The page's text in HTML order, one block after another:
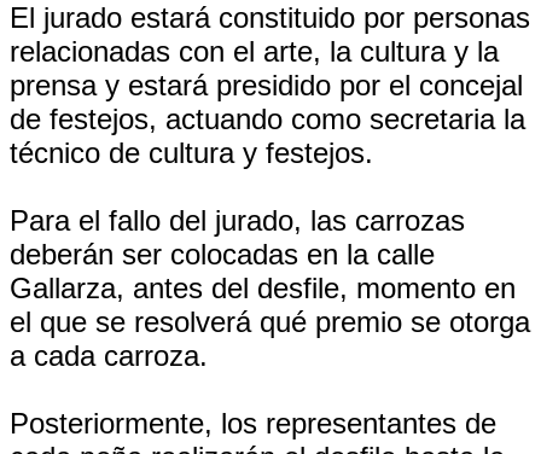
El jurado estará constituido por personas
relacionadas con el arte, la cultura y la
prensa y estará presidido por el concejal
de festejos, actuando como secretaria la
técnico de cultura y festejos.
Para el fallo del jurado, las carrozas
deberán ser colocadas en la calle
Gallarza, antes del desfile, momento en
el que se resolverá qué premio se otorga
a cada carroza.
Posteriormente, los representantes de